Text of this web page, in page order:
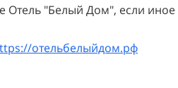
Отель "Белый Дом", если иное
отельбелыйдом.рф